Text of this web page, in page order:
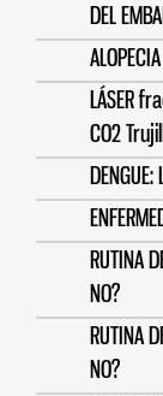
DEL
LÁSER
CO2
DENGUE:
RUTINA
NO?
RUTINA
NO?